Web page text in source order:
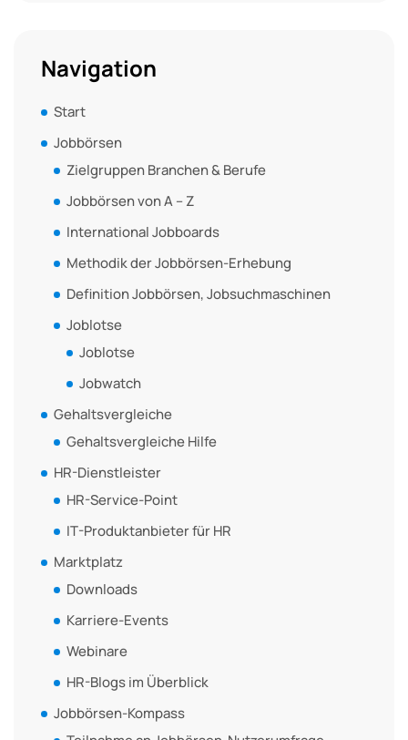
Navigation
Start
Jobbörsen
Zielgruppen Branchen & Berufe
Jobbörsen von A – Z
International Jobboards
Methodik der Jobbörsen-Erhebung
Definition Jobbörsen, Jobsuchmaschinen
Joblotse
Joblotse
Jobwatch
Gehaltsvergleiche
Gehaltsvergleiche Hilfe
HR-Dienstleister
HR-Service-Point
IT-Produktanbieter für HR
Marktplatz
Downloads
Karriere-Events
Webinare
HR-Blogs im Überblick
Jobbörsen-Kompass